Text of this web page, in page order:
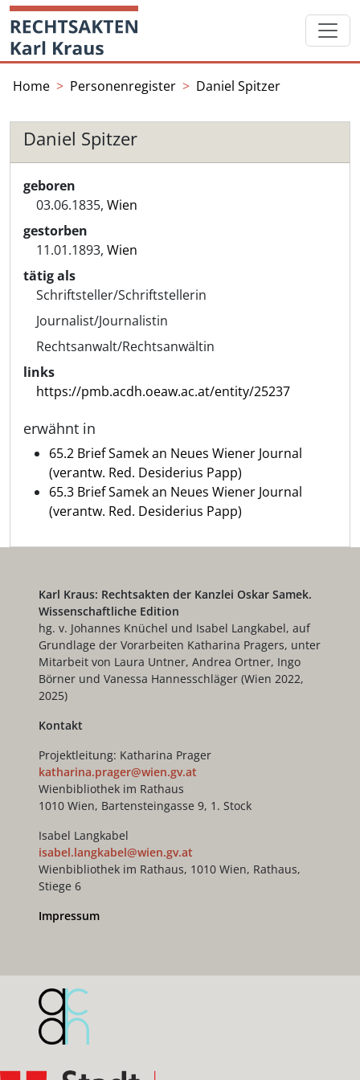
Skip
content
Startseite
Home Personenregister Daniel Spitzer
Daniel Spitzer
geboren
03.06.1835, Wien
gestorben
11.01.1893, Wien
tätig als
Schriftsteller/Schriftstellerin
Journalist/Journalistin
Rechtsanwalt/Rechtsanwältin
links
https://pmb.acdh.oeaw.ac.at/entity/25237
erwähnt in
65.2 Brief Samek an Neues Wiener Journal
(verantw. Red. Desiderius Papp)
65.3 Brief Samek an Neues Wiener Journal
(verantw. Red. Desiderius Papp)
Karl Kraus: Rechtsakten der Kanzlei Oskar Samek.
Wissenschaftliche Edition
hg. v. Johannes Knüchel und Isabel Langkabel, auf
Grundlage der Vorarbeiten Katharina Pragers, unter
Mitarbeit von Laura Untner, Andrea Ortner, Ingo
Börner und Vanessa Hannesschläger (Wien 2022,
2025)
Kontakt
Projektleitung: Katharina Prager
katharina.prager@wien.gv.at
Wienbibliothek im Rathaus
1010 Wien, Bartensteingasse 9, 1. Stock
Isabel Langkabel
isabel.langkabel@wien.gv.at
Wienbibliothek im Rathaus, 1010 Wien, Rathaus,
Stiege 6
Impressum